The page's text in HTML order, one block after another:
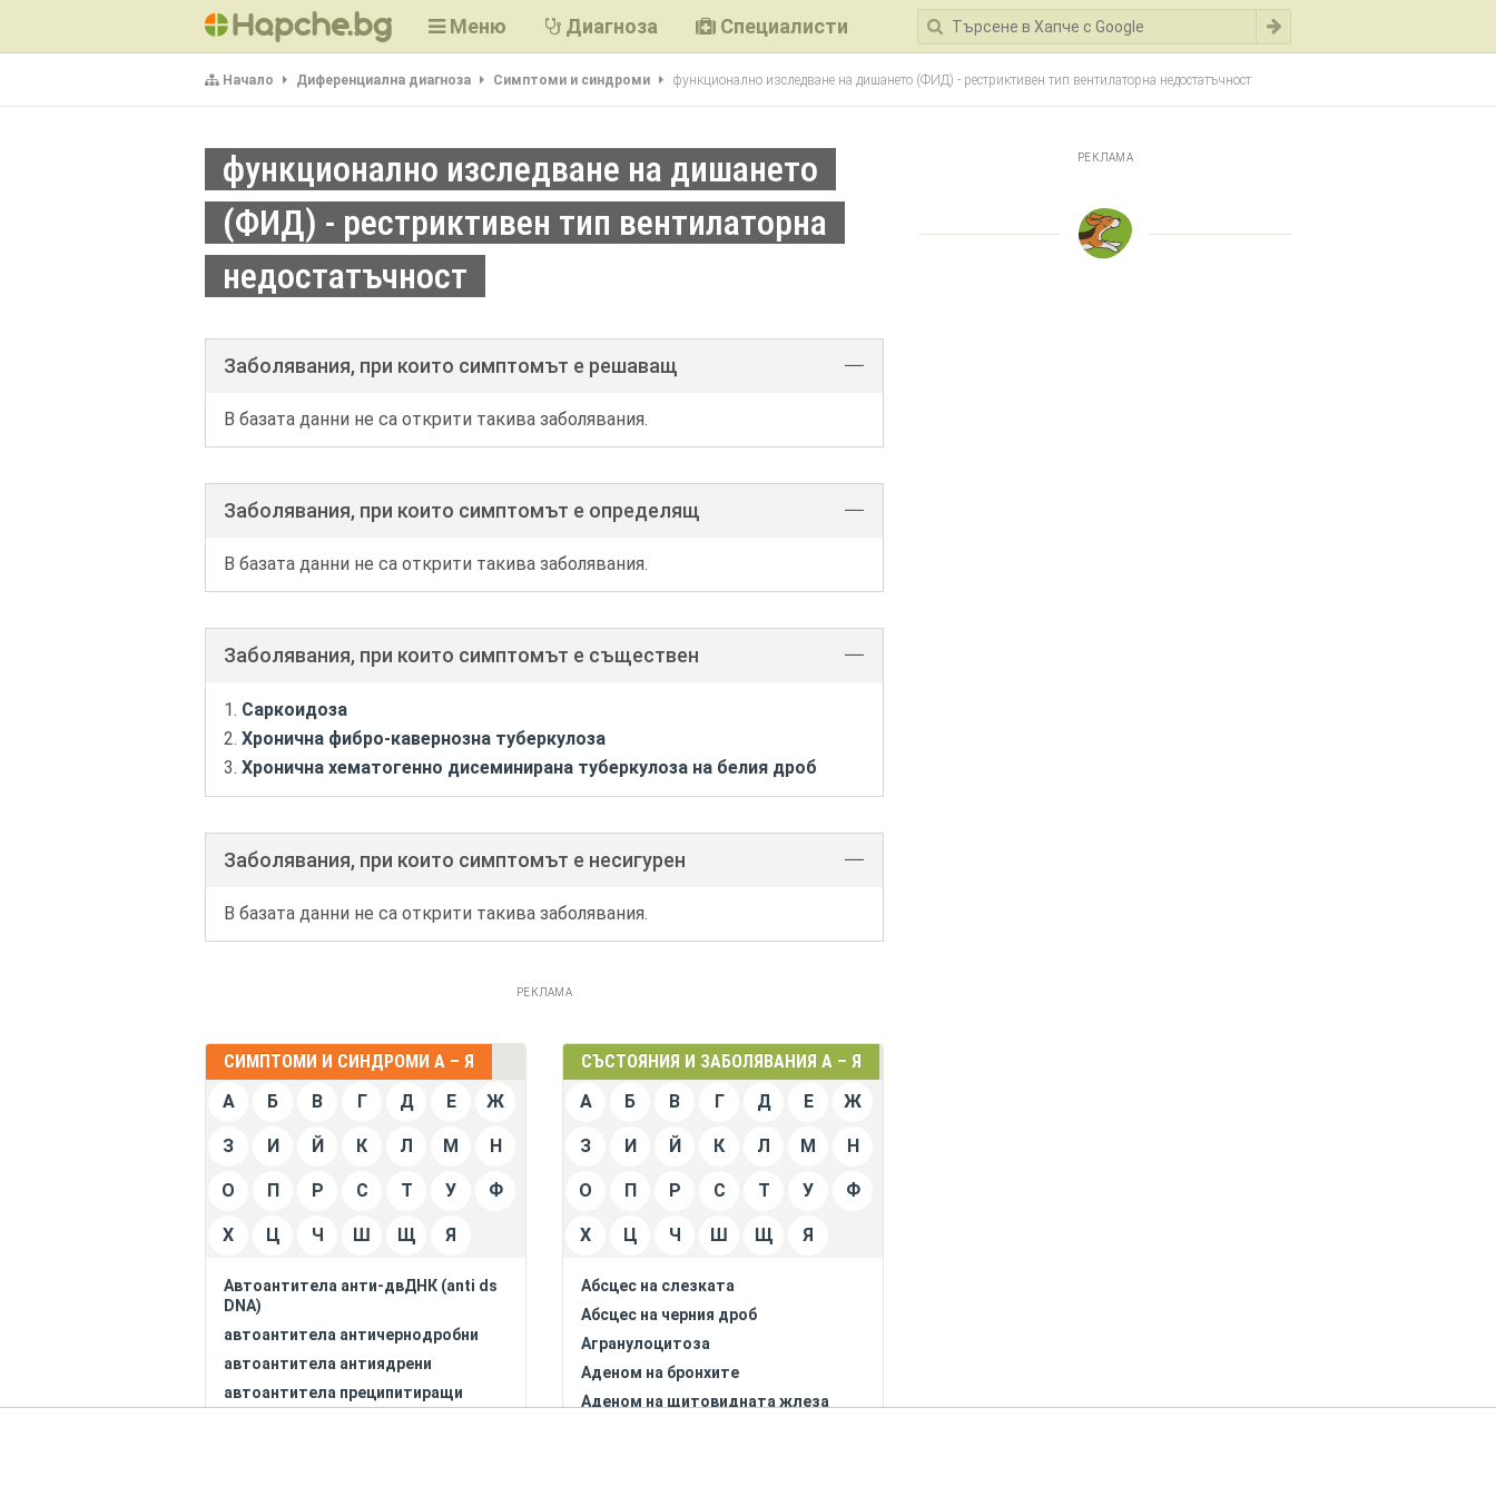
Меню Диагноза Специалисти
Начало Диференциална диагноза Симптоми и синдроми функционално изследване на дишането (ФИД) - рестриктивен тип вентилаторна недостатъчност
функционално изследване на дишането
(ФИД) - рестриктивен тип вентилаторна
недостатъчност
Заболявания, при които симптомът е решаващ
В базата данни не са открити такива заболявания.
Заболявания, при които симптомът е определящ
В базата данни не са открити такива заболявания.
Заболявания, при които симптомът е съществен
Саркоидоза
Хронична фибро-кавернозна туберкулоза
Хронична хематогенно дисеминирана туберкулоза на белия дроб
Заболявания, при които симптомът е несигурен
В базата данни не са открити такива заболявания.
РЕКЛАМА
СИМПТОМИ И СИНДРОМИ А – Я
А
Б В Г Д Е Ж
З И Й К Л М Н
О П Р С Т У Ф
Х Ц Ч Ш Щ Я
Автоантитела анти-двДНК (anti ds
DNA)
автоантитела античернодробни
автоантитела антиядрени
автоантитела преципитиращи
срещу екстракт от слюнчени и
СЪСТОЯНИЯ И ЗАБОЛЯВАНИЯ А – Я
А
Б В Г Д Е Ж
З И Й К Л М Н
О П Р С Т У Ф
Х Ц Ч Ш Щ Я
Абсцес на слезката
Абсцес на черния дроб
Агранулоцитоза
Аденом на бронхите
Аденом на щитовидната жлеза
РЕКЛАМА